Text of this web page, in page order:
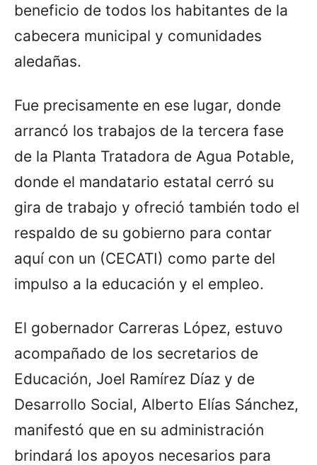
beneficio de todos los habitantes de la
cabecera municipal y comunidades
aledañas.
Fue precisamente en ese lugar, donde
arrancó los trabajos de la tercera fase
de la Planta Tratadora de Agua Potable,
donde el mandatario estatal cerró su
gira de trabajo y ofreció también todo el
respaldo de su gobierno para contar
aquí con un (CECATI) como parte del
impulso a la educación y el empleo.
El gobernador Carreras López, estuvo
acompañado de los secretarios de
Educación, Joel Ramírez Díaz y de
Desarrollo Social, Alberto Elías Sánchez,
manifestó que en su administración
brindará los apoyos necesarios para